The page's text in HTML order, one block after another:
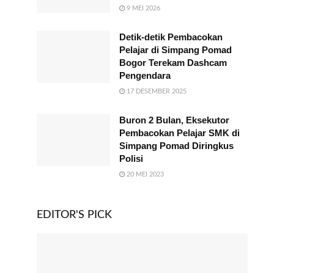
9 MEI 2026
Detik-detik Pembacokan
Pelajar di Simpang Pomad
Bogor Terekam Dashcam
Pengendara
17 DESEMBER 2025
Buron 2 Bulan, Eksekutor
Pembacokan Pelajar SMK di
Simpang Pomad Diringkus
Polisi
20 MEI 2023
EDITOR'S PICK